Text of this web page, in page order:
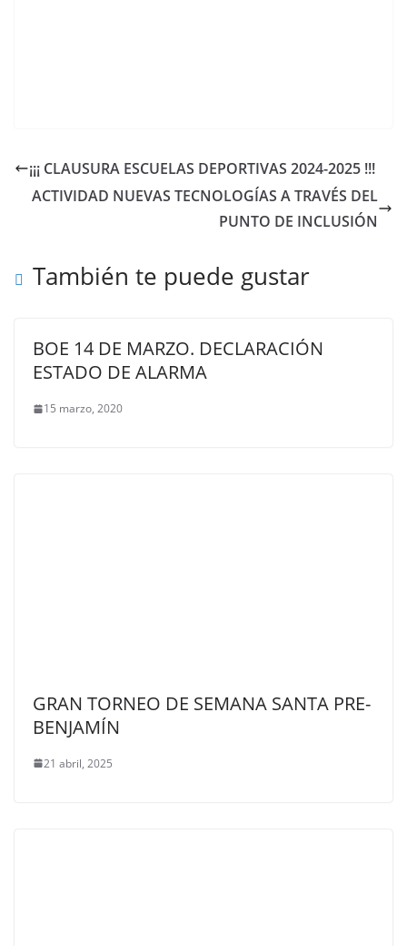
¡¡¡ CLAUSURA ESCUELAS DEPORTIVAS 2024-2025 !!!
ACTIVIDAD NUEVAS TECNOLOGÍAS A TRAVÉS DEL
PUNTO DE INCLUSIÓN
También te puede gustar
BOE 14 DE MARZO. DECLARACIÓN
ESTADO DE ALARMA
15 marzo, 2020
GRAN TORNEO DE SEMANA SANTA PRE-
BENJAMÍN
21 abril, 2025